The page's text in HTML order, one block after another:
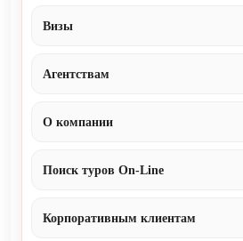
Визы
Агентствам
О компании
Поиск туров On-Line
Корпоративным клиентам